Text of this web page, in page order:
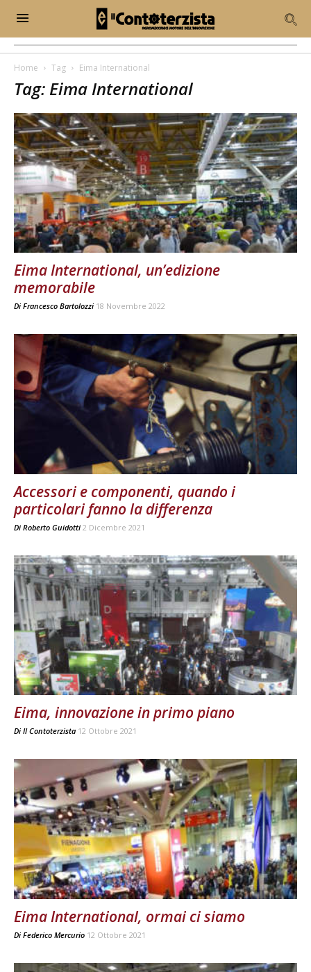
Home Tag Eima International
Tag: Eima International
Eima International, un’edizione
memorabile
Di Francesco Bartolozzi 18 Novembre 2022
Accessori e componenti, quando i
particolari fanno la differenza
Di Roberto Guidotti 2 Dicembre 2021
Eima, innovazione in primo piano
Di Il Contoterzista 12 Ottobre 2021
Eima International, ormai ci siamo
Di Federico Mercurio 12 Ottobre 2021